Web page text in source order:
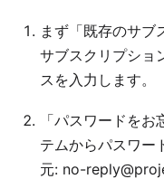
まず「既存のサブ
サブスクリプショ
スを入力します。
「パスワードを
テムからパスワー
元: no-